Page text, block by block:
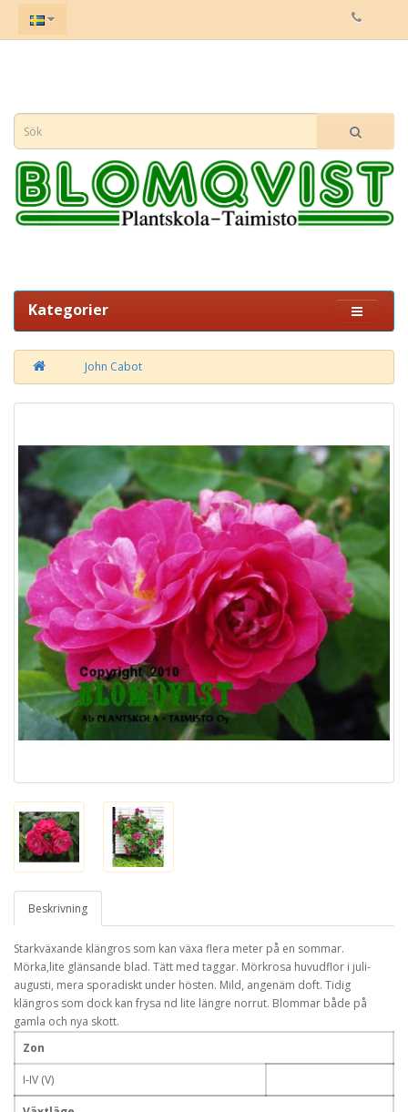
Kategorier
John Cabot
Beskrivning
Starkväxande klängros som kan växa flera meter på en sommar.
Mörka,lite glänsande blad. Tätt med taggar. Mörkrosa huvudflor i juli-
augusti, mera sporadiskt under hösten. Mild, angenäm doft. Tidig
klängros som dock kan frysa nd lite längre norrut. Blommar både på
gamla och nya skott.
Zon
I-IV (V)